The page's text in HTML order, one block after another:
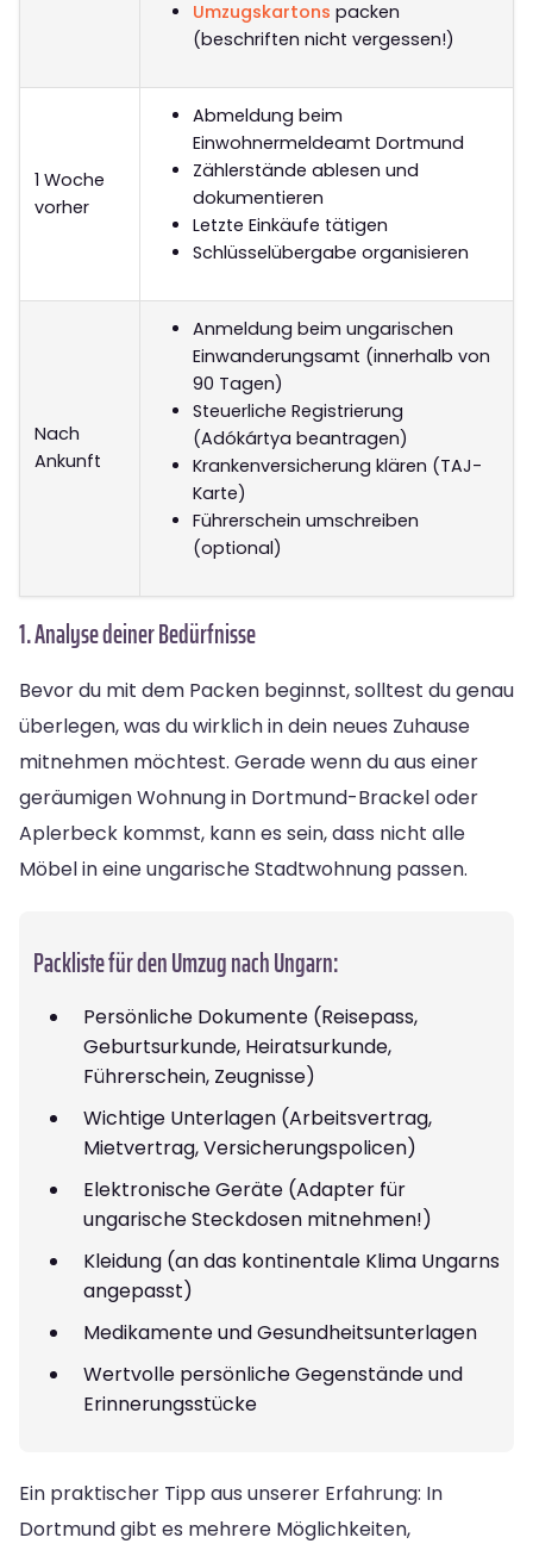
Umzugskartons packen
(beschriften nicht vergessen!)
1 Woche
vorher
Abmeldung beim
Einwohnermeldeamt Dortmund
Zählerstände ablesen und
dokumentieren
Letzte Einkäufe tätigen
Schlüsselübergabe organisieren
Nach
Ankunft
Anmeldung beim ungarischen
Einwanderungsamt (innerhalb von
90 Tagen)
Steuerliche Registrierung
(Adókártya beantragen)
Krankenversicherung klären (TAJ-
Karte)
Führerschein umschreiben
(optional)
1. Analyse deiner Bedürfnisse
Bevor du mit dem Packen beginnst, solltest du genau
überlegen, was du wirklich in dein neues Zuhause
mitnehmen möchtest. Gerade wenn du aus einer
geräumigen Wohnung in Dortmund-Brackel oder
Aplerbeck kommst, kann es sein, dass nicht alle
Möbel in eine ungarische Stadtwohnung passen.
Packliste für den Umzug nach Ungarn:
Persönliche Dokumente (Reisepass,
Geburtsurkunde, Heiratsurkunde,
Führerschein, Zeugnisse)
Wichtige Unterlagen (Arbeitsvertrag,
Mietvertrag, Versicherungspolicen)
Elektronische Geräte (Adapter für
ungarische Steckdosen mitnehmen!)
Kleidung (an das kontinentale Klima Ungarns
angepasst)
Medikamente und Gesundheitsunterlagen
Wertvolle persönliche Gegenstände und
Erinnerungsstücke
Ein praktischer Tipp aus unserer Erfahrung: In
Dortmund gibt es mehrere Möglichkeiten,